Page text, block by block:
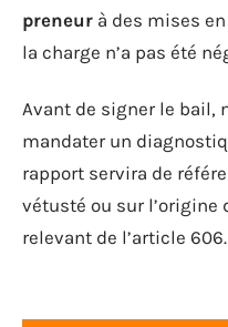
preneur à des mises
la charge n’a pas été
Avant de signer le bail,
mandater un
rapport servira de
vétusté ou sur l’origine
relevant de l’article 606.